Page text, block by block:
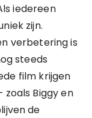
iedereen
zijn.
verbetering is
steeds
film krijgen
Biggy en
de